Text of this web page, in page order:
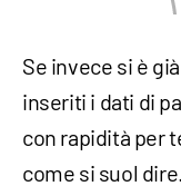
Se invece si è
inseriti i dati di
con rapidità per
come si suol